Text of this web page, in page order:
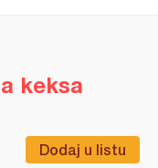
Dodaj u listu
keksa